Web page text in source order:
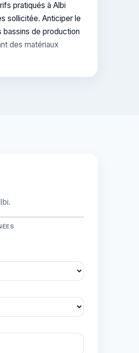
pratiqués à Albi
sollicitée. Anticiper le
de production
des matériaux